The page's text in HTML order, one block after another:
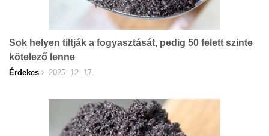
Sok helyen tiltják a fogyasztását, pedig 50 felett szinte
kötelező lenne
Érdekes 2025. 12. 17.